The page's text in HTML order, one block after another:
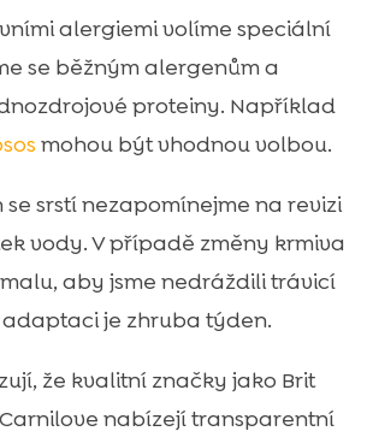
alergiemi volíme speciální
se běžným alergenům a
proteiny. Například
mohou být vhodnou volbou.
srstí nezapomínejme na revizi
vody. V případě změny krmiva
aby jsme nedráždili trávicí
adaptaci je zhruba týden.
že kvalitní značky jako Brit
nabízejí transparentní